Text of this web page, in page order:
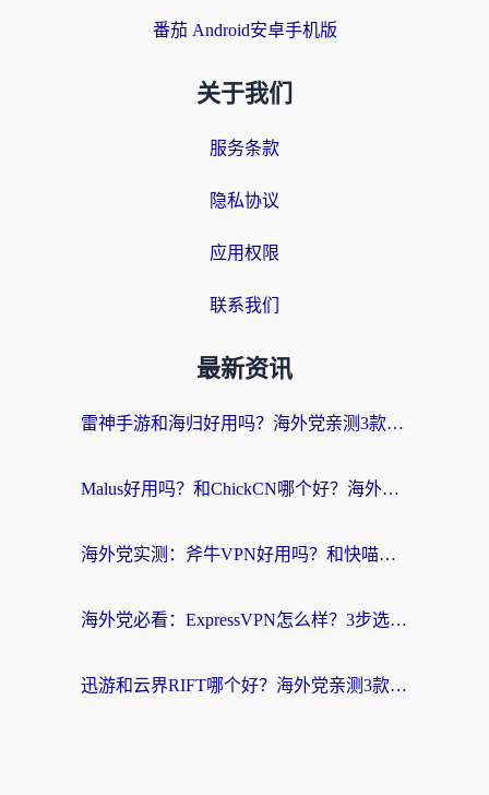
番茄 Android安卓手机版
关于我们
服务条款
隐私协议
应用权限
联系我们
最新资讯
雷神手游和海归好用吗？海外党亲测3款热门回国加速器+番茄加速器深度体验
Malus好用吗？和ChickCN哪个好？海外党亲测：选对回国加速器，追剧游戏不卡顿
海外党实测：斧牛VPN好用吗？和快喵VPN对比哪个回国效果更好？附3款热门加速器深度分析
海外党必看：ExpressVPN怎么样？3步选对回国加速器，无缝刷国内剧玩手游
迅游和云界RIFT哪个好？海外党亲测3款回国加速器，教你无缝刷国内剧玩游戏